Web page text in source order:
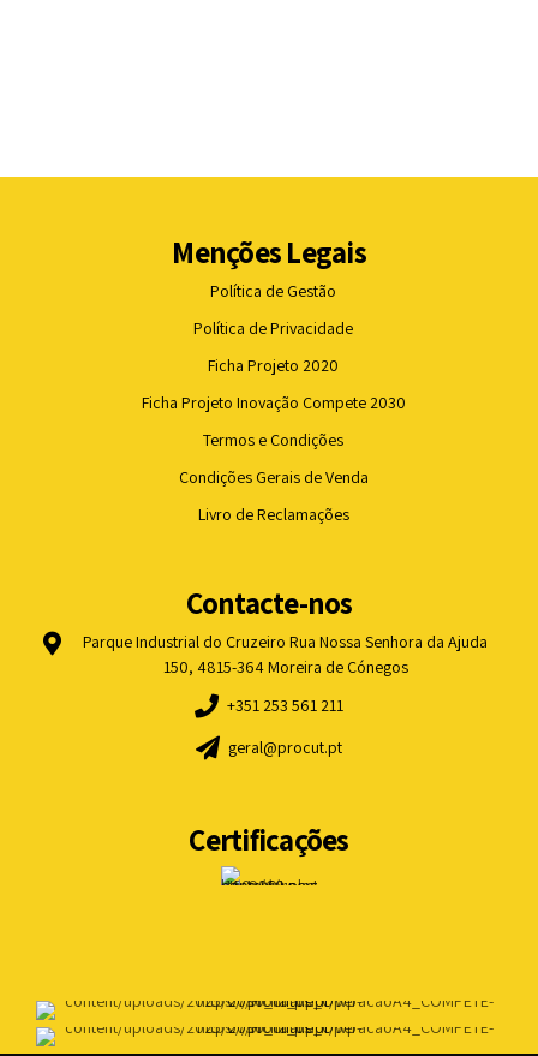
Menções Legais
Política de Gestão
Política de Privacidade
Ficha Projeto 2020
Ficha Projeto Inovação Compete 2030
Termos e Condições
Condições Gerais de Venda
Livro de Reclamações
Contacte-nos
Parque Industrial do Cruzeiro Rua Nossa Senhora da Ajuda
150, 4815-364 Moreira de Cónegos
+351 253 561 211
geral@procut.pt
Certificações